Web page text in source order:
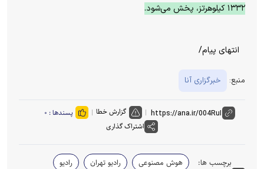
۱۳۳۲ کیلوهرتز، پخش می‌شود.
انتهای پیام/
منبع: خبرگزاری آنا
گزارش خطا پسندها : ۰
اشتراک گذاری
برچسب ها: هوش مصنوعی رادیو تهران
رادیو